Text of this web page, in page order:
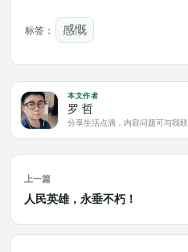
标签： 感慨
本文作者
罗 哲
上一篇
人民英雄，永垂不朽！